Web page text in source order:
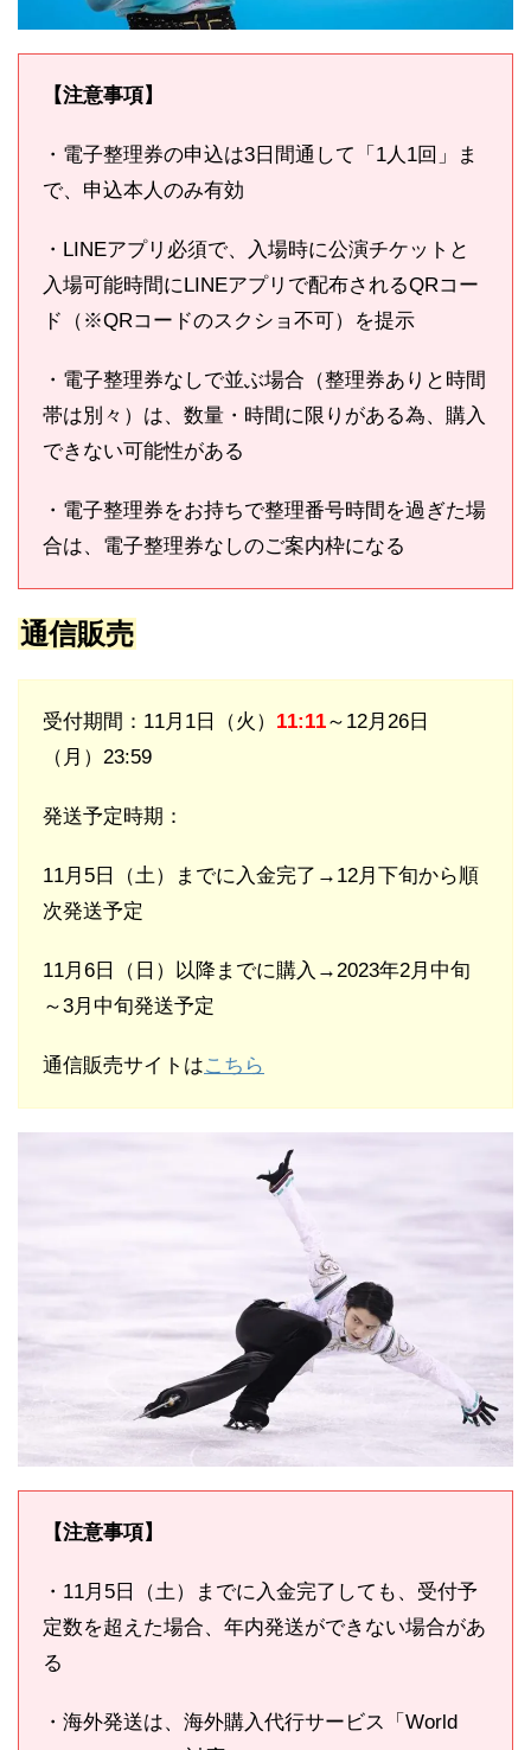
【注意事項】
・電子整理券の申込は3日間通して「1人1回」ま
で、申込本人のみ有効
・LINEアプリ必須で、入場時に公演チケットと
入場可能時間にLINEアプリで配布されるQRコー
ド（※QRコードのスクショ不可）を提示
・電子整理券なしで並ぶ場合（整理券ありと時間
帯は別々）は、数量・時間に限りがある為、購入
できない可能性がある
・電子整理券をお持ちで整理番号時間を過ぎた場
合は、電子整理券なしのご案内枠になる
通信販売
受付期間：11月1日（火） 11:11～12月26日
（月）23:59
発送予定時期：
11月5日（土）までに入金完了→12月下旬から順
次発送予定
11月6日（日）以降までに購入→2023年2月中旬
～3月中旬発送予定
通信販売サイトはこちら
【注意事項】
・11月5日（土）までに入金完了しても、受付予
定数を超えた場合、年内発送ができない場合があ
る
・海外発送は、海外購入代行サービス「World